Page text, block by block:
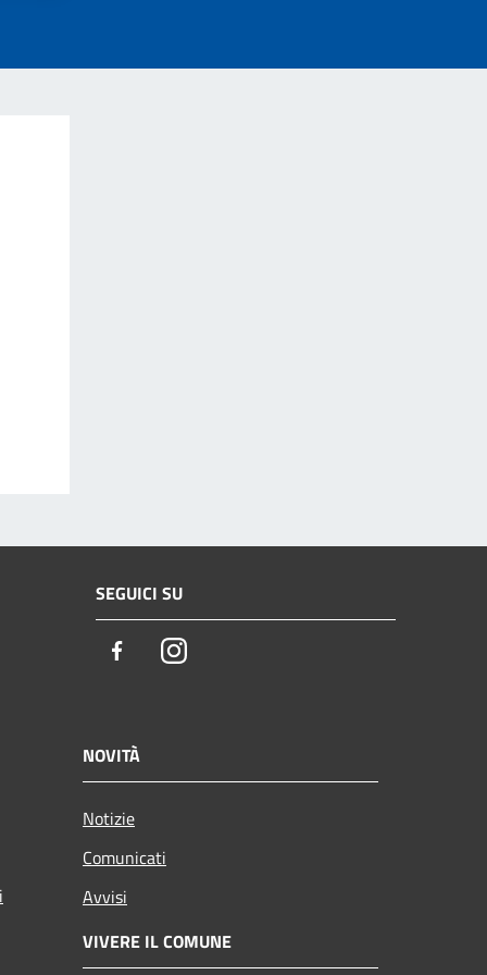
SEGUICI SU
FacebookInstagram
NOVITÀ
Notizie
Comunicati
Avvisi
VIVERE IL COMUNE